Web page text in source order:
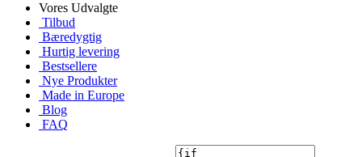
Vores Udvalgte
Tilbud
Bæredygtig
Hurtig levering
Bestsellere
Nye Produkter
Made in Europe
Blog
FAQ